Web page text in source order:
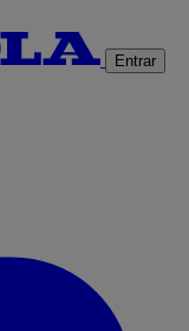
Entrar